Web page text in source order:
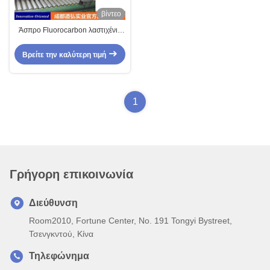
βίντεο
Άσπρο Fluorocarbon λαστιχένιο
μίσχο βαλβίδων
Βρείτε την καλύτερη τιμή
1
Γρήγορη επικοινωνία
Διεύθυνση
Room2010, Fortune Center, No. 191 Tongyi Bystreet,
Τσενγκντού, Κίνα
Τηλεφώνημα